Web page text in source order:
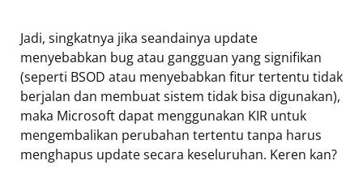
Jadi, singkatnya jika seandainya update
menyebabkan bug atau gangguan yang signifikan
(seperti BSOD atau menyebabkan fitur tertentu tidak
berjalan dan membuat sistem tidak bisa digunakan),
maka Microsoft dapat menggunakan KIR untuk
mengembalikan perubahan tertentu tanpa harus
menghapus update secara keseluruhan. Keren kan?